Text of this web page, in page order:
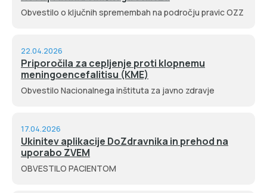
Obvestilo o ključnih spremembah na področju pravic OZZ
22.04.2026
Priporočila za cepljenje proti klopnemu
meningoencefalitisu (KME)
Obvestilo Nacionalnega inštituta za javno zdravje
17.04.2026
Ukinitev aplikacije DoZdravnika in prehod na
uporabo ZVEM
OBVESTILO PACIENTOM